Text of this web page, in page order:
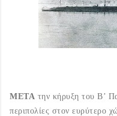
ΜΕΤΑ την κήρυξη του Β’
περιπολίες στον ευρύτερο